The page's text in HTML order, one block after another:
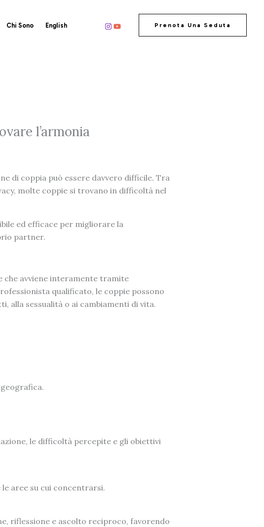
Chi Sono English Prenota Una Seduta
l’armonia
di coppia può essere davvero difficile. Tra
molte coppie si trovano in difficoltà nel
ed efficace per migliorare la
partner.
che avviene interamente tramite
qualificato, le coppie possono
alla sessualità o ai cambiamenti di vita.
le difficoltà percepite e gli obiettivi
aree su cui concentrarsi.
riflessione e ascolto reciproco, favorendo